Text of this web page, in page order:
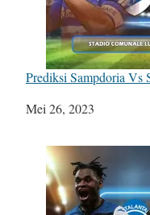
Prediksi Sampdoria Vs
Tanggal
Mei 26, 2023